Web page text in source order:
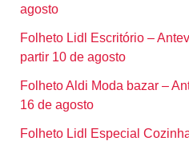
agosto
Folheto Lidl Escritório –
partir 10 de agosto
Folheto Aldi Moda bazar –
16 de agosto
Folheto Lidl Especial